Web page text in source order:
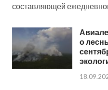
составляющей
о